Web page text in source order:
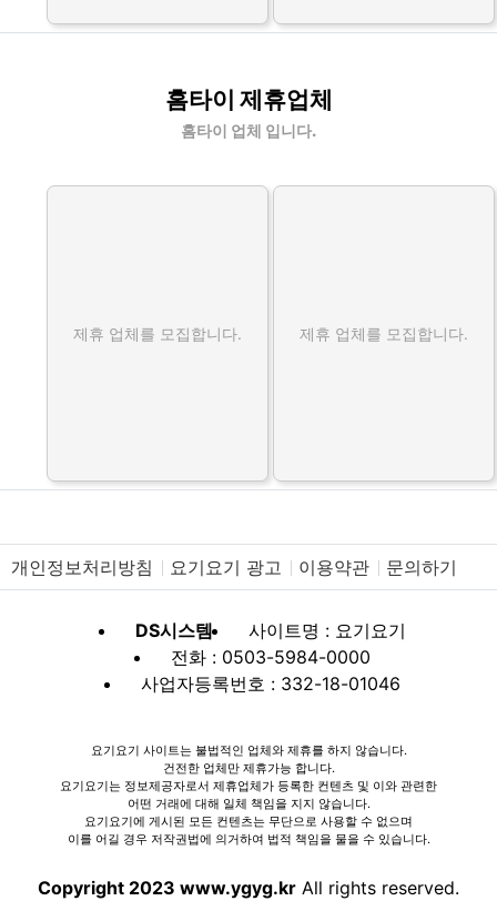
홈타이 제휴업체
홈타이 업체 입니다.
제휴 업체를 모집합니다. 제휴 업체를 모집합니다.
개인정보처리방침 요기요기 광고 이용약관 문의하기
DS시스템
사이트명 : 요기요기
전화 : 0503-5984-0000
사업자등록번호 : 332-18-01046
요기요기 사이트는 불법적인 업체와 제휴를 하지 않습니다.
건전한 업체만 제휴가능 합니다.
요기요기는 정보제공자로서 제휴업체가 등록한 컨텐츠 및 이와 관련한
어떤 거래에 대해 일체 책임을 지지 않습니다.
요기요기에 게시된 모든 컨텐츠는 무단으로 사용할 수 없으며
이를 어길 경우 저작권법에 의거하여 법적 책임을 물을 수 있습니다.
Copyright 2023 www.ygyg.kr All rights reserved.